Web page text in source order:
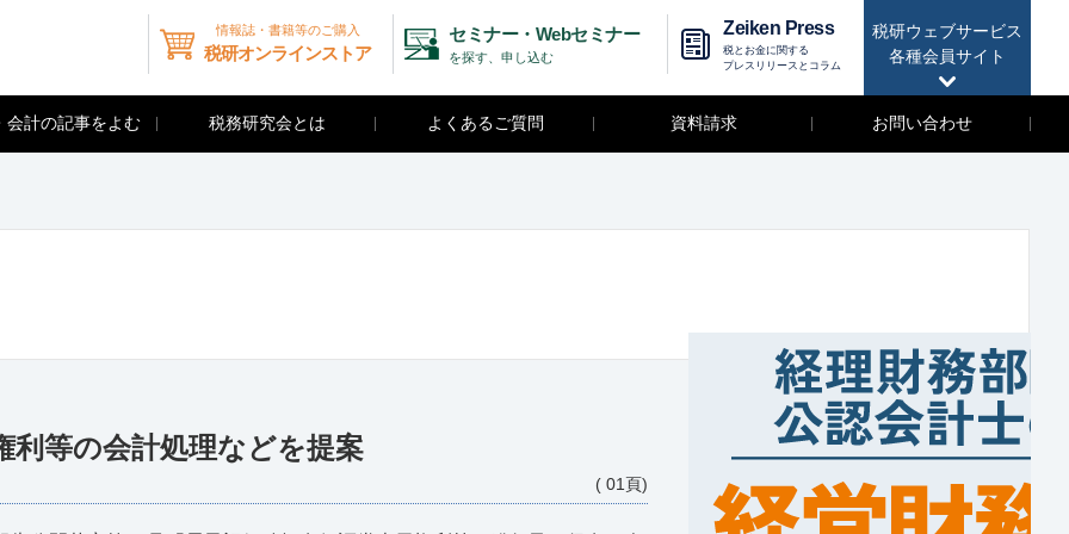
税研ウェブサービス
各種会員サイト
情報誌・書籍等のご購入
税研オンラインストア
セミナー・Webセミナー
を探す、申し込む
Zeiken Press
税とお金に関する
プレスリリースとコラム
会計の記事をよむ 税務研究会とは よくあるご質問 資料請求 お問い合わせ
等の会計処理などを提案
( 01頁)